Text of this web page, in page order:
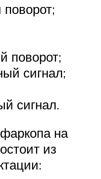
поворот;
сигнал;
сигнал.
на
из